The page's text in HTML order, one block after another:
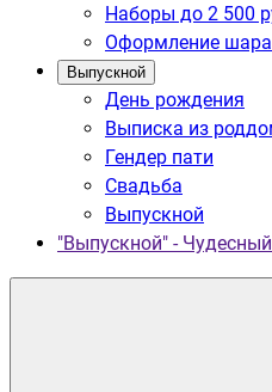
Наборы до 2 500
Оформление
Выпускной
День рождения
Выписка из
Гендер пати
Свадьба
Выпускной
"Выпускной" -